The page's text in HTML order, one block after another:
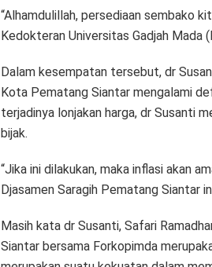
“Alhamdulillah, persediaan sembako
Kedokteran Universitas Gadjah Mada
Dalam kesempatan tersebut, dr
Kota Pematang Siantar mengalami
terjadinya lonjakan harga, dr Susanti
bijak.
“Jika ini dilakukan, maka inflasi akan
Djasamen Saragih Pematang Siantar
Masih kata dr Susanti, Safari
Siantar bersama Forkopimda